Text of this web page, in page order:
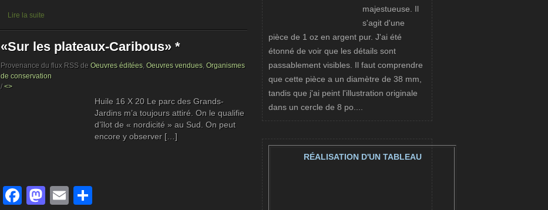
Lire la suite
«Sur les plateaux-Caribous» *
Provenance du flux RSS de Oeuvres éditées, Oeuvres vendues, Organismes
de conservation
/<>
Huile 16 X 20 Le parc des Grands-
Jardins m’a toujours attiré. On le qualifie
d’îlot de « nordicité » au Sud. On peut
encore y observer […]
Facebook
Mastodon
Email
majestueuse. Il
s'agit d'une
pièce de 1 oz en argent pur. J'ai été
étonné de voir que les détails sont
passablement visibles. Il faut comprendre
que cette pièce a un diamètre de 38 mm,
tandis que j'ai peint l'illustration originale
dans un cercle de 8 po....
RÉALISATION D'UN TABLEAU